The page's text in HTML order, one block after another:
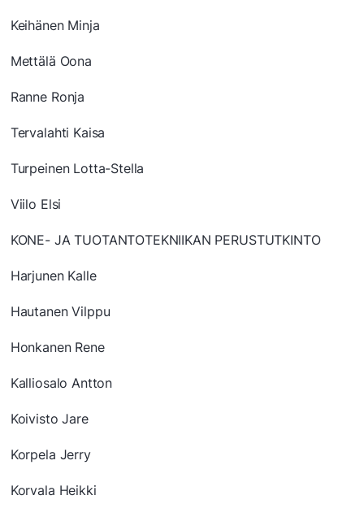
Keihänen Minja
Mettälä Oona
Ranne Ronja
Tervalahti Kaisa
Turpeinen Lotta-Stella
Viilo Elsi
KONE- JA TUOTANTOTEKNIIKAN PERUSTUTKINTO
Harjunen Kalle
Hautanen Vilppu
Honkanen Rene
Kalliosalo Antton
Koivisto Jare
Korpela Jerry
Korvala Heikki